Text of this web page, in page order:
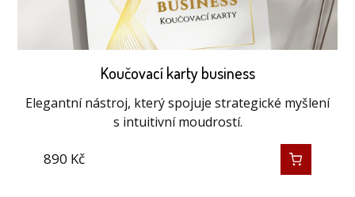
Koučovací karty business
Elegantní nástroj, který spojuje strategické myšlení
s intuitivní moudrostí.
890 Kč